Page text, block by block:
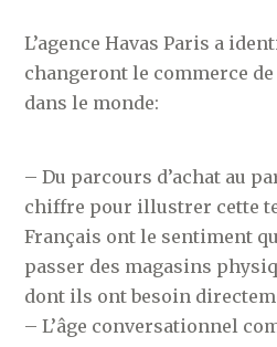
L’agence Havas Paris a
changeront le commerce
dans le monde:
– Du parcours d’achat au
chiffre pour illustrer cette
Français ont le sentiment
passer des magasins
dont ils ont besoin
– L’âge conversationnel